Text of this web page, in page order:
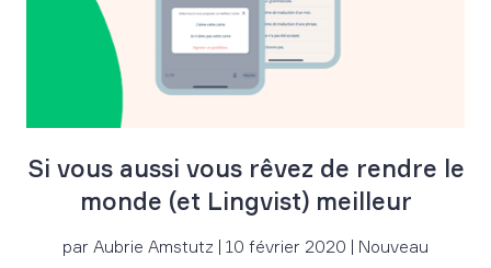
Si vous aussi vous rêvez de rendre le
monde (et Lingvist) meilleur
par Aubrie Amstutz | 10 février 2020 | Nouveau